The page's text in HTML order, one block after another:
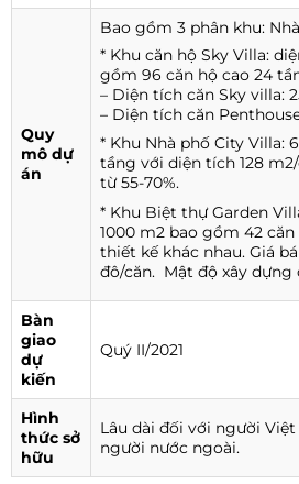
Quy
mô dự
án
Bao gồm 3 phân khu:
* Khu căn hộ Sky Villa:
gồm 96 căn hộ cao 24
– Diện tích căn Sky villa:
– Diện tích căn
* Khu Nhà phố City Villa:
tầng với diện tích 128
từ 55-70%.
* Khu Biệt thự Garden
1000 m2 bao gồm 42 căn
thiết kế khác nhau. Giá
đô/căn. Mật độ xây dựng
Bàn
giao
dự
kiến
Quý II/2021
Hình
thức sở
hữu
Lâu dài đối với người
người nước ngoài.